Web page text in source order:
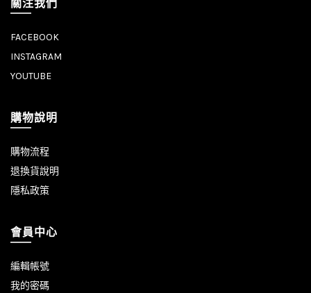
關注我們
FACEBOOK
INSTAGRAM
YOUTUBE
購物說明
購物流程
退換貨說明
隱私政策
會員中心
編輯帳號
我的密碼